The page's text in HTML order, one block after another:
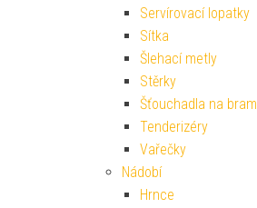
Servírovací lopatky
Sítka
Šlehací metly
Stěrky
Šťouchadla na
Tenderizéry
Vařečky
Nádobí
Hrnce